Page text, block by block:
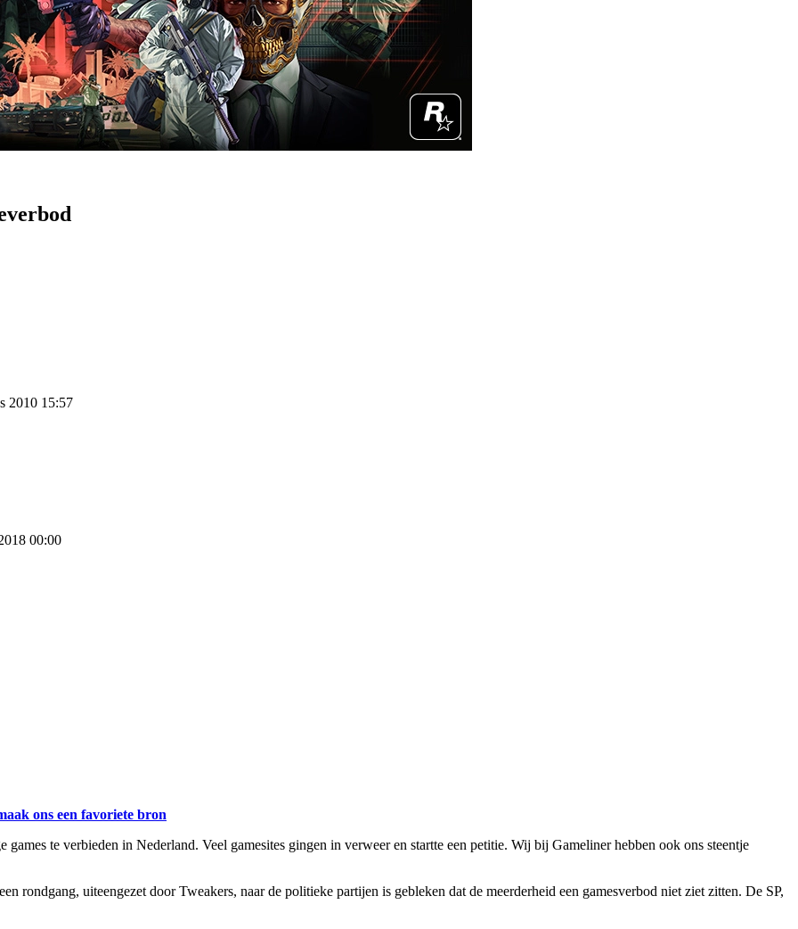
2010 15:57
00:00
ons een favoriete bron
te verbieden in Nederland. Veel gamesites gingen in verweer en startte een petitie. Wij bij Gameliner hebben ook ons steentje
rondgang, uiteengezet door Tweakers, naar de politieke partijen is gebleken dat de meerderheid een gamesverbod niet ziet zitten. De SP,